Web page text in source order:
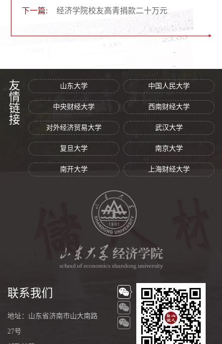
下一篇: 经济学院校友高青捐款二十万元
友情链接 山东大学 中国人民大学
中央财经大学 西南财经大学
对外经济贸易大学 武汉大学
复旦大学 南京大学
南开大学 上海财经大学
联系我们
地址：山东省济南市山大南路
27号